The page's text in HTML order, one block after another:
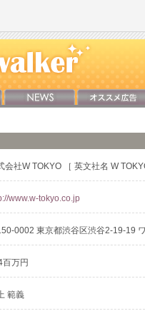
会社W TOKYO ［ 英文社名 W
www.w-tokyo.co.jp
0002 東京都渋谷区渋谷2-19-19
百万円
範義